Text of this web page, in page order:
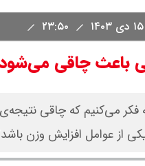
۱۵ دی ۱۴۰۳
باعث چاقی
می‌کنیم که چاقی
از عوامل افزایش وزن